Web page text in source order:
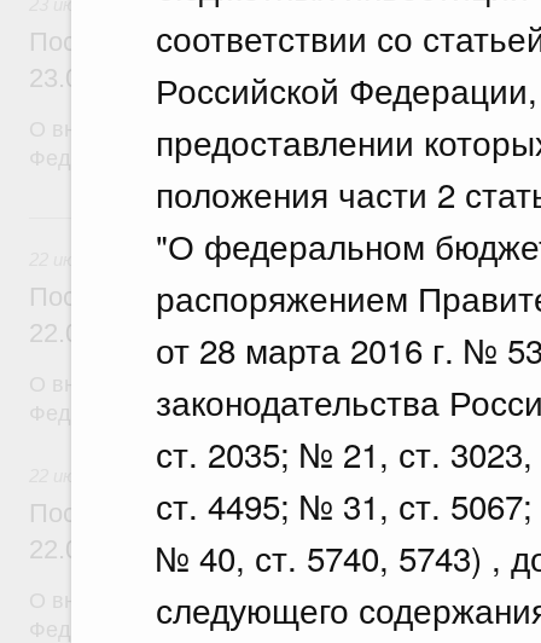
соответствии со
Российской
предоставлении
положения части 2
"О федеральном
распоряжением
от 28 марта 2016 г. №
законодательства
ст. 2035; № 21, ст.
ст. 4495; № 31, ст.
№ 40, ст. 5740, 5743) ,
следующего
Постановление Правительства
23.07.2026 г. № 929
Федерации от 24 декабря 2021 г. № 2439
Постановление Правительства
22.07.2026 г. № 921
Федерации от 30 ноября 2022 г. № 2177
Постановление Правительства
22.07.2026 г. № 924
О внесении изменения в постановление
Федерации от 28 марта 2026 г. № 329